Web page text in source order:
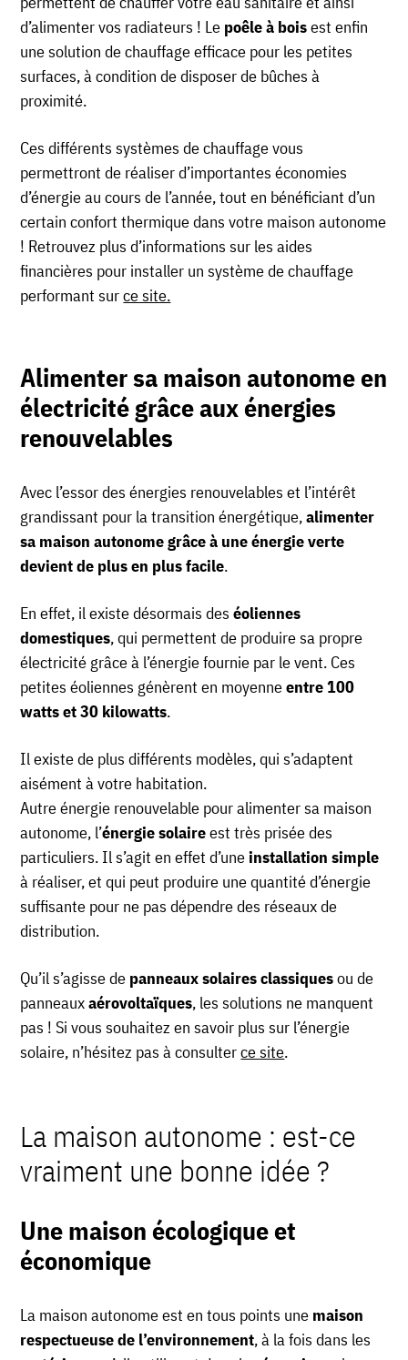
d’alimenter vos radiateurs ! Le poêle à boisest enfin
une solution de chauffage efficace pour les petites
surfaces, à condition de disposer de bûches à
proximité.
Ces différents systèmes de chauffage vous
permettront de réaliser d’importantes économies
d’énergie au cours de l’année, tout en bénéficiant d’un
certain confort thermique dans votre maison autonome
! Retrouvez plus d’informations sur les aides
financières pour installer un système de chauffage
performant surce site.
Alimenter sa maison autonome en
électricité grâce aux énergies
renouvelables
Avec l’essor des énergies renouvelables et l’intérêt
grandissant pour la transition énergétique,alimenter
sa maison autonome grâce à une énergie verte
devient de plus en plus facile.
En effet, il existe désormais deséoliennes
domestiques, qui permettent de produire sa propre
électricité grâce à l’énergie fournie par le vent. Ces
petites éoliennes génèrent en moyenneentre 100
watts et 30 kilowatts.
Il existe de plus différents modèles, qui s’adaptent
aisément à votre habitation.
Autre énergie renouvelable pour alimenter sa maison
autonome, l’énergie solaireest très prisée des
particuliers. Il s’agit en effet d’uneinstallation simple
à réaliser, et qui peut produire une quantité d’énergie
suffisante pour ne pas dépendre des réseaux de
distribution.
Qu’il s’agisse de panneaux solaires classiquesou de
panneauxaérovoltaïques, les solutions ne manquent
pas ! Si vous souhaitez en savoir plus sur l’énergie
solaire, n’hésitez pas à consulterce site.
La maison autonome : est-ce
vraiment une bonne idée ?
Une maison écologique et
économique
La maison autonome est en tous points une maison
respectueuse de l’environnement, à la fois dans les